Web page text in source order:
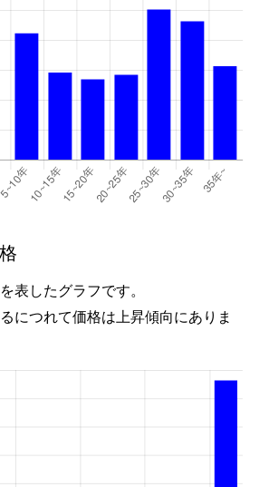
表したグラフです。
につれて価格は上昇傾向にありま